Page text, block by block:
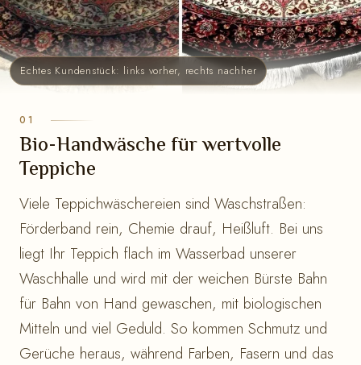
Echtes Kundenstück: links vorher, rechts nachher
Bio-Handwäsche für wertvolle
Teppiche
Viele Teppichwäschereien sind Waschstraßen:
Förderband rein, Chemie drauf, Heißluft. Bei uns
liegt Ihr Teppich flach im Wasserbad unserer
Waschhalle und wird mit der weichen Bürste Bahn
für Bahn von Hand gewaschen, mit biologischen
Mitteln und viel Geduld. So kommen Schmutz und
Gerüche heraus, während Farben, Fasern und das